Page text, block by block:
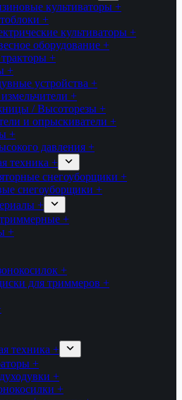
культиваторы +
+
культиваторы +
оборудование +
+
+
устройства +
+
/ Высоторезы +
и опрыскиватели +
+
давления +
техника +
снегоуборщики +
снегоуборщики +
+
+
+
+
для триммеров +
техника +
+
+
+